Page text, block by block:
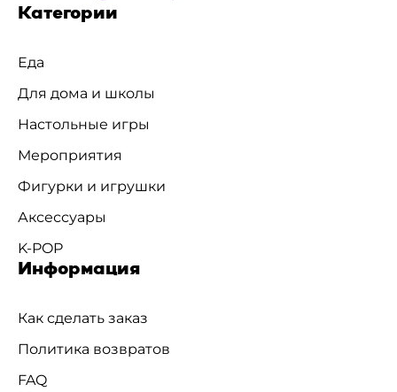
Категории
Еда
Для дома и школы
Настольные игры
Мероприятия
Фигурки и игрушки
Аксессуары
K-POP
Информация
Как сделать заказ
Политика возвратов
FAQ